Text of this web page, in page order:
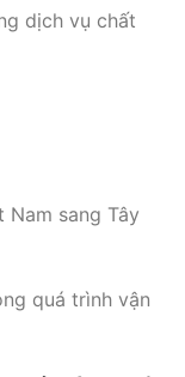
dịch vụ chất
sang Tây
quá trình vận